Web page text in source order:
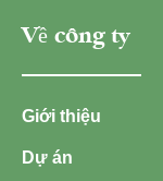
Về công ty
Giới thiệu
Dự án